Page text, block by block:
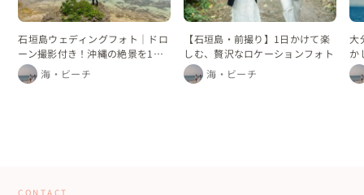
石垣島ウェディングフォト｜ドロ
ーン撮影付き！沖縄の絶景を1日
かけて巡るフォトプラン
海・ビーチ
【石垣島・前撮り】1日かけて楽
しむ、贅沢なロケーションフォト
海・ビーチ
大
か
CONTACT